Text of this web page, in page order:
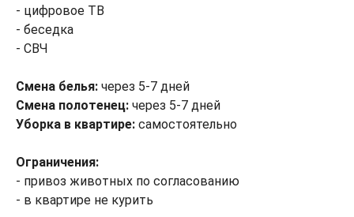
- цифровое ТВ
- беседка
- СВЧ
Смена белья: через 5-7 дней
Смена полотенец: через 5-7 дней
Уборка в квартире: самостоятельно
Ограничения:
- привоз животных по согласованию
- в квартире не курить